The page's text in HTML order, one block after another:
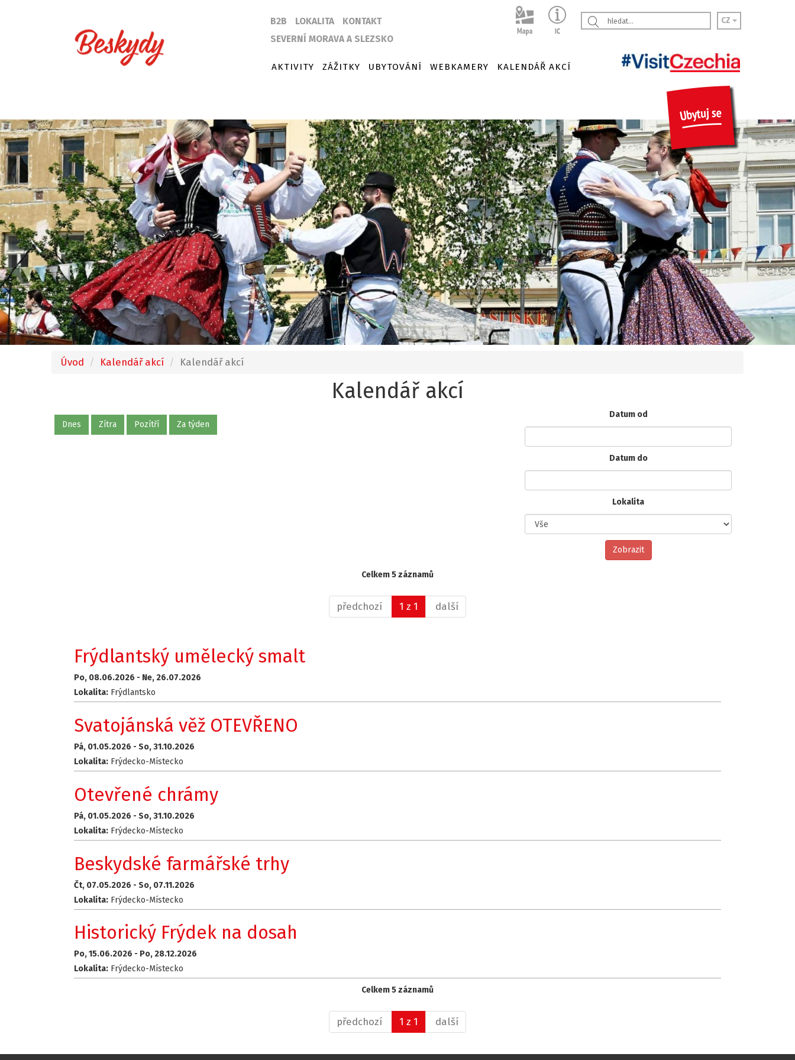
B2B LOKALITA
KONTAKT
SEVERNÍ MORAVA A SLEZSKO
CZ
AKTIVITY ZÁŽITKY UBYTOVÁNÍ WEBKAMERY KALENDÁŘ AKCÍ
Úvod Kalendář akcí Kalendář akcí
Kalendář akcí
Dnes Zítra Pozítří Za týden
Datum od
Datum do
Lokalita
Celkem 5 záznamů
předchozí 1 z 1 další
Frýdlantský umělecký smalt
Po, 08.06.2026 - Ne, 26.07.2026
Lokalita:Frýdlantsko
Svatojánská věž OTEVŘENO
Pá, 01.05.2026 - So, 31.10.2026
Lokalita:Frýdecko-Místecko
Otevřené chrámy
Pá, 01.05.2026 - So, 31.10.2026
Lokalita:Frýdecko-Místecko
Beskydské farmářské trhy
Čt, 07.05.2026 - So, 07.11.2026
Lokalita:Frýdecko-Místecko
Historický Frýdek na dosah
Po, 15.06.2026 - Po, 28.12.2026
Lokalita:Frýdecko-Místecko
Celkem 5 záznamů
předchozí 1 z 1 další